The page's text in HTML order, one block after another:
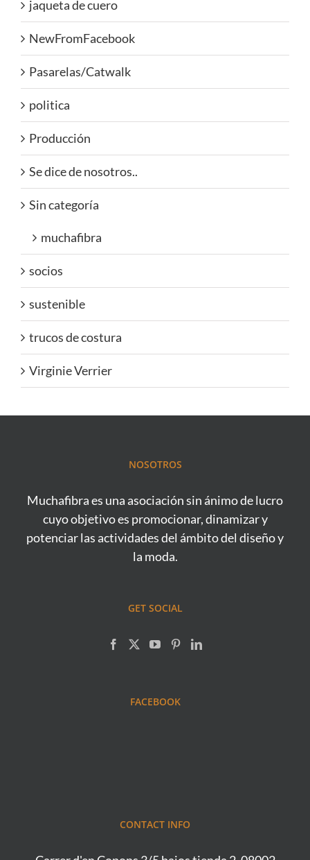
jaqueta de cuero
NewFromFacebook
Pasarelas/Catwalk
politica
Producción
Se dice de nosotros..
Sin categoría
muchafibra
socios
sustenible
trucos de costura
Virginie Verrier
NOSOTROS
Muchafibra es una asociación sin ánimo de lucro
cuyo objetivo es promocionar, dinamizar y
potenciar las actividades del ámbito del diseño y
la moda.
GET SOCIAL
FACEBOOK
CONTACT INFO